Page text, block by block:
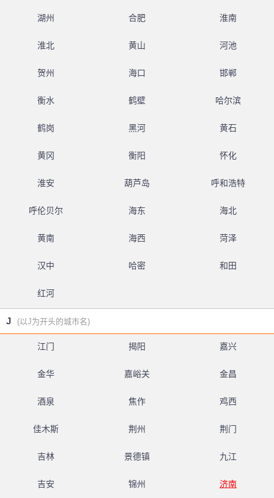
湖州 合肥 淮南
淮北 黄山 河池
贺州 海口 邯郸
衡水 鹤壁 哈尔滨
鹤岗 黑河 黄石
黄冈 衡阳 怀化
淮安 葫芦岛 呼和浩特
呼伦贝尔 海东 海北
黄南 海西 菏泽
汉中 哈密 和田
红河
J (以J为开头的城市名)
江门 揭阳 嘉兴
金华 嘉峪关 金昌
酒泉 焦作 鸡西
佳木斯 荆州 荆门
吉林 景德镇 九江
吉安 锦州 济南